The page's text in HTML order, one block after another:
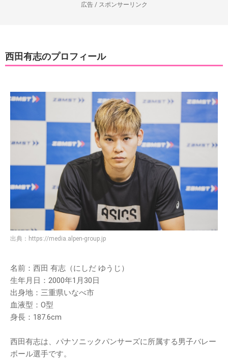
広告 / スポンサーリンク
西田有志のプロフィール
出典： https://media.alpen-group.jp
名前：西田 有志（にしだ ゆうじ）
生年月日：2000年1月30日
出身地：三重県いなべ市
血液型：O型
身長：187.6cm
西田有志は、パナソニックパンサーズに所属する男子バレー
ボール選手です。